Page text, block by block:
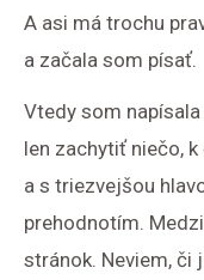
A asi má trochu
a začala som písať.
Vtedy som
len zachytiť niečo,
a s triezvejšou
prehodnotím.
stránok. Neviem, či